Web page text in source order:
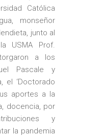
Católica
monseñor
junto al
USMA Prof.
a los
Pascale y
el ‘Doctorado
aportes a la
docencia, por
y
la pandemia